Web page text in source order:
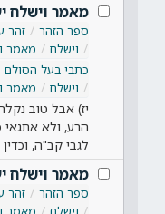
מאמר וישלח
ספר הזהר זהר
וישלח
מאמר
כתבי בעל הסולם
וישלח
מאמר
יז) אבל טוב
הרע, ולא אתגאי
לגבי קב"ה,
מאמר וישלח
ספר הזהר זהר